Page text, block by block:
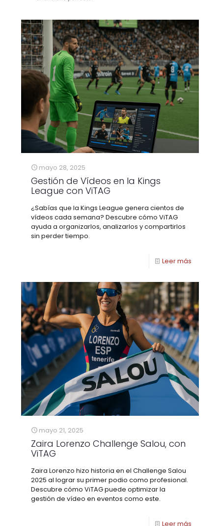
mayo 28, 2025
Gestión de Vídeos en la Kings
League con ViTAG
¿Sabías que la Kings League genera cientos de
vídeos cada semana? Descubre cómo ViTAG
ayuda a organizarlos, analizarlos y compartirlos
sin perder tiempo.
Leer más
mayo 21, 2025
Zaira Lorenzo Challenge Salou, con
ViTAG
Zaira Lorenzo hizo historia en el Challenge Salou
2025 al lograr su primer podio como profesional.
Descubre cómo ViTAG puede optimizar la
gestión de vídeo en eventos como este.
Leer más